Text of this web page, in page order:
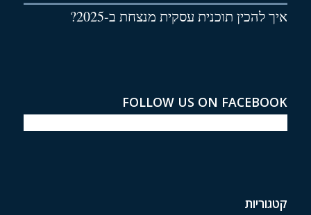
איך להכין תוכנית עסקית מנצחת ב-2025?
FOLLOW US ON FACEBOOK
קטגוריות